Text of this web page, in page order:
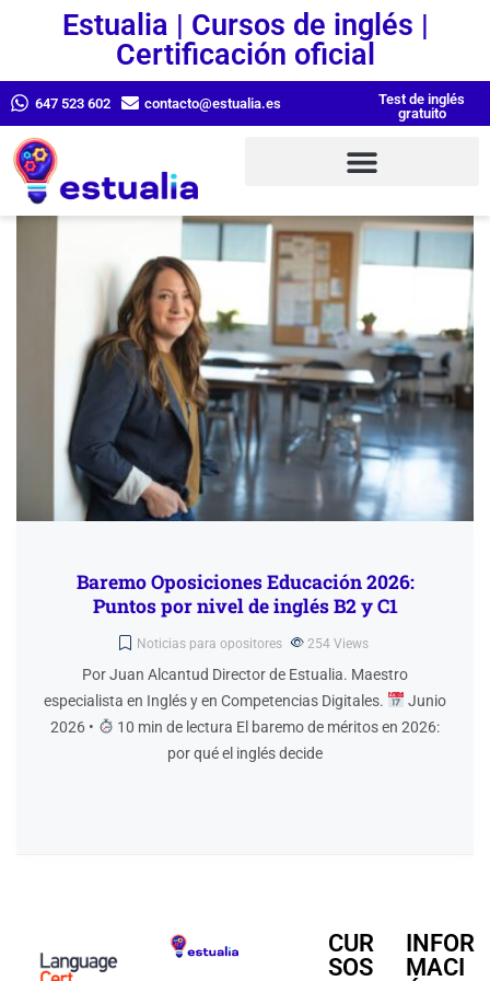
Estualia | Cursos de inglés |
Certificación oficial
647 523 602 contacto@estualia.es
Test de inglés
gratuito
Baremo Oposiciones Educación 2026:
Puntos por nivel de inglés B2 y C1
Noticias para opositores 254 Views
Por Juan Alcantud Director de Estualia. Maestro
especialista en Inglés y en Competencias Digitales.
Junio
2026 •
10 min de lectura El baremo de méritos en 2026:
por qué el inglés decide
CUR
SOS
INFOR
MACI